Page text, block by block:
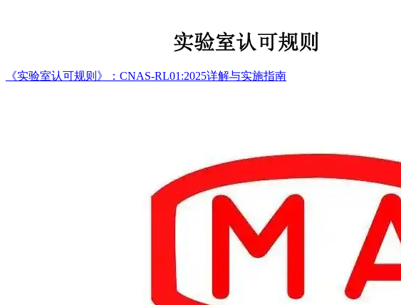
《实验室认可规则》：CNAS-RL01:2025详解与实施指南